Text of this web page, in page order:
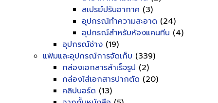
สเปรย์ปรับอากาศ (3)
อุปกรณ์ทำความสะอาด (24)
อุปกรณ์สำหรับห้องแคนทีน (4)
อุปกรณ์ช่าง (19)
แฟ้มและอุปกรณ์การจัดเก็บ (339)
กล่องเอกสารสำเร็จรูป (2)
กล่องใส่เอกสารปากตัด (20)
คลิปบอร์ด (13)